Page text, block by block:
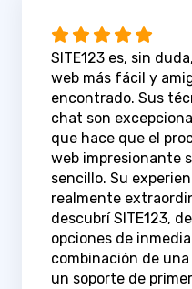
SITE123 es, sin
web más fácil y
encontrado. Sus
chat son
que hace que el
web impresionante
sencillo. Su
realmente
descubrí SITE123,
opciones de
combinación de
un soporte de